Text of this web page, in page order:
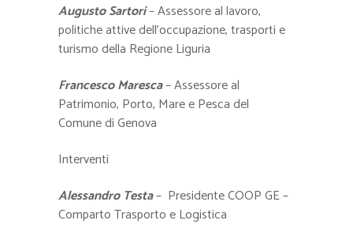
Augusto Sartori– Assessore al lavoro,
politiche attive dell’occupazione, trasporti e
turismo della Regione Liguria
Francesco Maresca– Assessore al
Patrimonio, Porto, Mare e Pesca del
Comune di Genova
Interventi
Alessandro Testa– Presidente COOP GE –
Comparto Trasporto e Logistica